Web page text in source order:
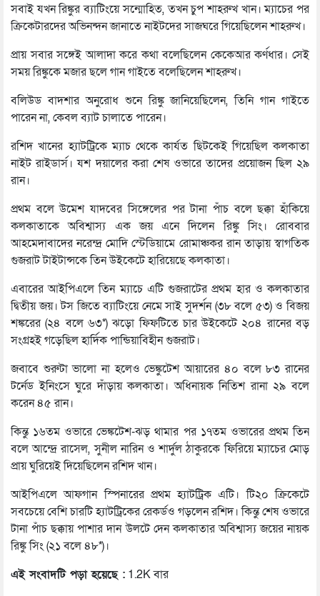
সবাই যখন রিঙ্কুর ব্যাটিংয়ে সন্মোহিত, তখন চুপ শাহরুখ খান। ম্যাচের পর
ক্রিকেটারদের অভিনন্দন জানাতে নাইটদের সাজঘরে গিয়েছিলেন শাহরুখ।
প্রায় সবার সঙ্গেই আলাদা করে কথা বলেছিলেন কেকেআর কর্ণধার। সেই
সময় রিঙ্কুকে মজার ছলে গান গাইতে বলেছিলেন শাহরুখ।
বলিউড বাদশার অনুরোধ শুনে রিঙ্কু জানিয়েছিলেন, তিনি গান গাইতে
পারেন না, কেবল ব্যাট চালাতে পারেন।
রশিদ খানের হ্যাটট্রিকে ম্যাচ থেকে কার্যত ছিটকেই গিয়েছিল কলকাতা
নাইট রাইডার্স। যশ দয়ালের করা শেষ ওভারে তাদের প্রয়োজন ছিল ২৯
রান।
প্রথম বলে উমেশ যাদবের সিঙ্গেলের পর টানা পাঁচ বলে ছক্কা হাঁকিয়ে
কলকাতাকে অবিশ্বাস্য এক জয় এনে দিলেন রিঙ্কু সিং। রোববার
আহমেদাবাদের নরেন্দ্র মোদি স্টেডিয়ামে রোমাঞ্চকর রান তাড়ায় স্বাগতিক
গুজরাট টাইটান্সকে তিন উইকেটে হারিয়েছে কলকাতা।
এবারের আইপিএলে তিন ম্যাচে এটি গুজরাটের প্রথম হার ও কলকাতার
দ্বিতীয় জয়। টস জিতে ব্যাটিংয়ে নেমে সাই সুদর্শন (৩৮ বলে ৫৩) ও বিজয়
শঙ্করের (২৪ বলে ৬৩*) ঝড়ো ফিফটিতে চার উইকেটে ২০৪ রানের বড়
সংগ্রহই গড়েছিল হার্দিক পান্ডিয়াবিহীন গুজরাট।
জবাবে শুরুটা ভালো না হলেও ভেঙ্কুটেশ আয়ারের ৪০ বলে ৮৩ রানের
টর্নেড ইনিংসে ঘুরে দাঁড়ায় কলকাতা। অধিনায়ক নিতিশ রানা ২৯ বলে
করেন ৪৫ রান।
কিন্তু ১৬তম ওভারে ভেঙ্কটেশ-ঝড় থামার পর ১৭তম ওভারের প্রথম তিন
বলে আন্দ্রে রাসেল, সুনীল নারিন ও শার্দুল ঠাকুরকে ফিরিয়ে ম্যাচের মোড়
প্রায় ঘুরিয়েই দিয়েছিলেন রশিদ খান।
আইপিএলে আফগান স্পিনারের প্রথম হ্যাটট্রিক এটি। টি২০ ক্রিকেটে
সবচেয়ে বেশি চারটি হ্যাটট্রিকের রেকর্ডও গড়লেন রশিদ। কিন্তু শেষ ওভারে
টানা পাঁচ ছক্কায় পাশার দান উলটে দেন কলকাতার অবিশ্বাস্য জয়ের নায়ক
রিঙ্কু সিং (২১ বলে ৪৮*)।
এই সংবাদটি পড়া হয়েছে : 1.2K বার